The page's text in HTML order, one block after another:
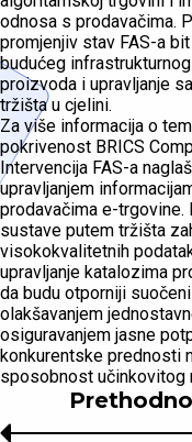
odnosa s prodavačima.
promjenjiv stav FAS-a
budućeg
proizvoda i upravljanje
tržišta u cjelini.
Za više informacija o
pokrivenost BRICS
Intervencija FAS-a
upravljanjem
prodavačima e-trgovine.
sustave putem tržišta
visokokvalitetnih
upravljanje katalozima
da budu otporniji
olakšavanjem
osiguravanjem jasne
konkurentske prednosti
sposobnost učinkovitog
Prethodno